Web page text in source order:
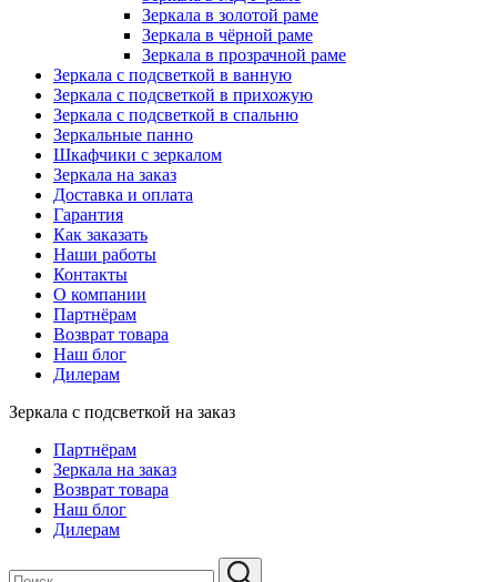
Зеркала в золотой раме
Зеркала в чёрной раме
Зеркала в прозрачной раме
Зеркала с подсветкой в ванную
Зеркала с подсветкой в прихожую
Зеркала с подсветкой в спальню
Зеркальные панно
Шкафчики с зеркалом
Зеркала на заказ
Доставка и оплата
Гарантия
Как заказать
Наши работы
Контакты
О компании
Партнёрам
Возврат товара
Наш блог
Дилерам
Зеркала с подсветкой на заказ
Партнёрам
Зеркала на заказ
Возврат товара
Наш блог
Дилерам